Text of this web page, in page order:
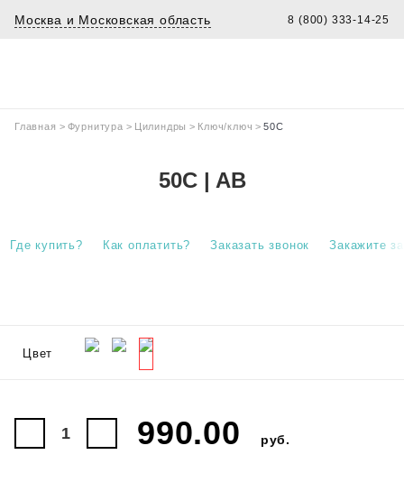
Москва и Московская область 8 (800) 333-14-25
Главная > Фурнитура > Цилиндры > Ключ/ключ >50C
50C | AB
Где купить? Как оплатить? Заказать звонок Закажите
Цвет
990.00 руб.